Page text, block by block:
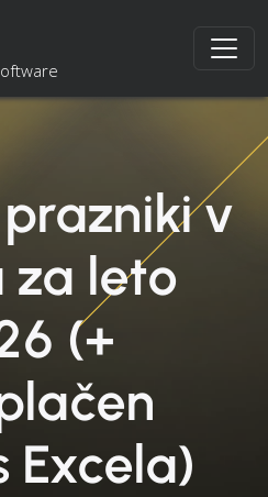
v
za leto
(+
Excela)